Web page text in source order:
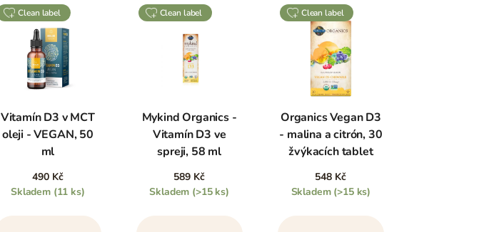
clean label
Vitamín D3 v MCT
oleji - VEGAN, 50
ml
490 Kč
Skladem (11 ks)
clean label
Mykind Organics -
Vitamín D3 ve
spreji, 58 ml
589 Kč
Skladem (>15 ks)
clean label
Organics Vegan D3
- malina a citrón, 30
žvýkacích tablet
548 Kč
Skladem (>15 ks)